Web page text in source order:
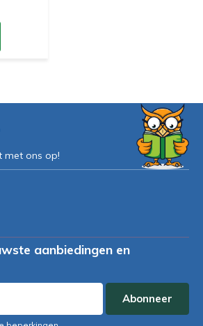
met ons op!
aanbiedingen en
Abonneer